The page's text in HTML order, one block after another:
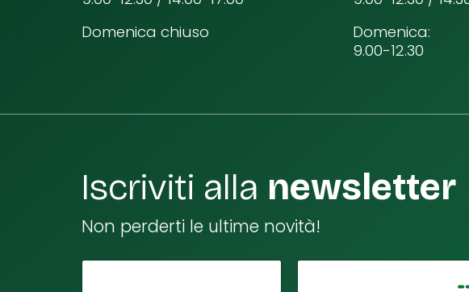
Domenica chiuso
Domenica:
9.00-12.30
Iscriviti alla newsletter
Non perderti le ultime novità!